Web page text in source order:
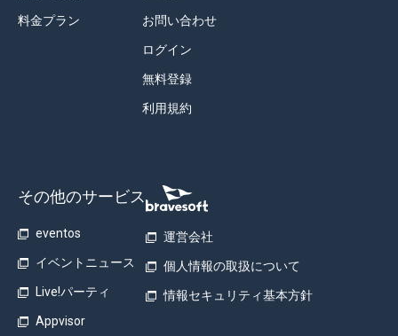
料金プラン お問い合わせ
ログイン
無料登録
利用規約
その他のサービス
eventos
イベントニュース
Live!パーティ
Appvisor
運営会社
個人情報の取扱について
情報セキュリティ基本方針